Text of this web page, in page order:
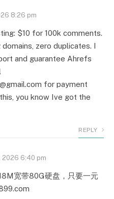
8:26 pm
$10 for 100k comments.
zero duplicates. I
and guarantee Ahrefs
for payment
you know Ive got the
REPLY
2026 6:40 pm
宽带80G硬盘，只要一元